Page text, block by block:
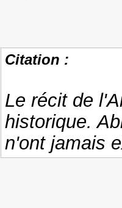
Citation :
Le récit de
historique.
n'ont jamais